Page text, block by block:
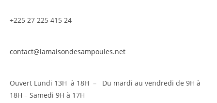
+225 27 225 415 24
contact@lamaisondesampoules.net
Ouvert Lundi 13H à 18H – Du mardi au vendredi de 9H à
18H – Samedi 9H à 17H